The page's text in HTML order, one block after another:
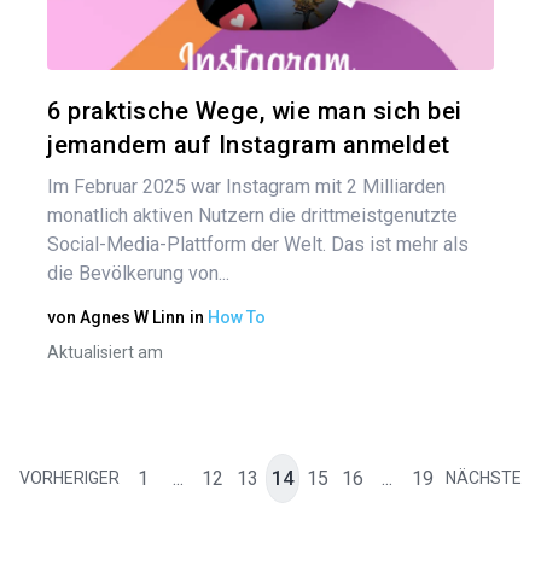
6 praktische Wege, wie man sich bei
jemandem auf Instagram anmeldet
Im Februar 2025 war Instagram mit 2 Milliarden
monatlich aktiven Nutzern die drittmeistgenutzte
Social-Media-Plattform der Welt. Das ist mehr als
die Bevölkerung von...
von Agnes W Linn in How To
Aktualisiert am
VORHERIGER 1 ... 12 13 14 15 16 ... 19 NÄCHSTE